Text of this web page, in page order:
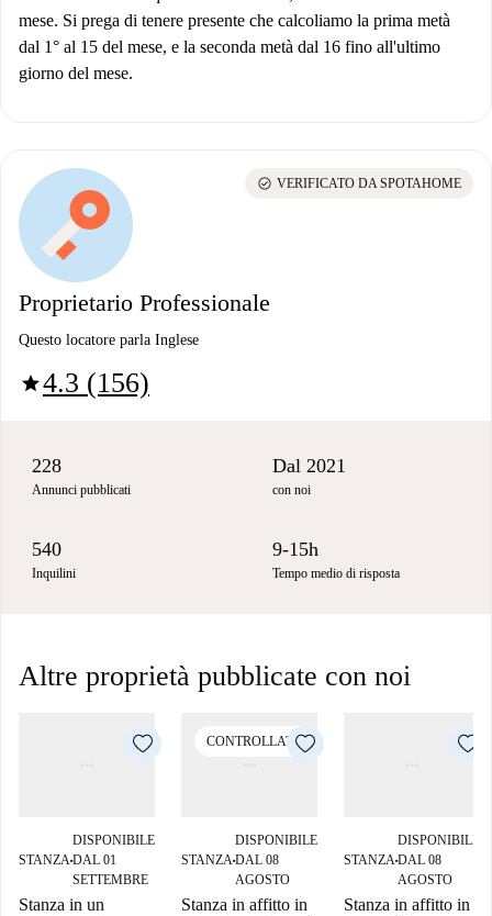
mese. Si prega di tenere presente che calcoliamo la prima metà
dal 1° al 15 del mese, e la seconda metà dal 16 fino all'ultimo
giorno del mese.
Proprietario Professionale
Questo locatore parla Inglese
star4.3 (156)
check_circle VERIFICATO DA SPOTAHOME
228
Annunci pubblicati
Dal 2021
con noi
540
Inquilini
9-15h
Tempo medio di risposta
Altre proprietà pubblicate con noi
STANZA■
DISPONIBILE
DAL 01
SETTEMBRE
Stanza in un
CONTROLLATO
STANZA■
DISPONIBILE
DAL 08
AGOSTO
Stanza in affitto in
STANZA■
DISPONIBILE
DAL 08
AGOSTO
Stanza in affitto in